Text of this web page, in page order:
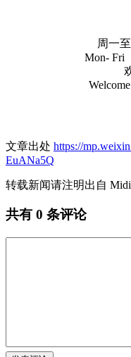
周一
Mon- Fri
文章出处 https://
EuANa5Q
转载新闻请注明出自
共有 0 条评论